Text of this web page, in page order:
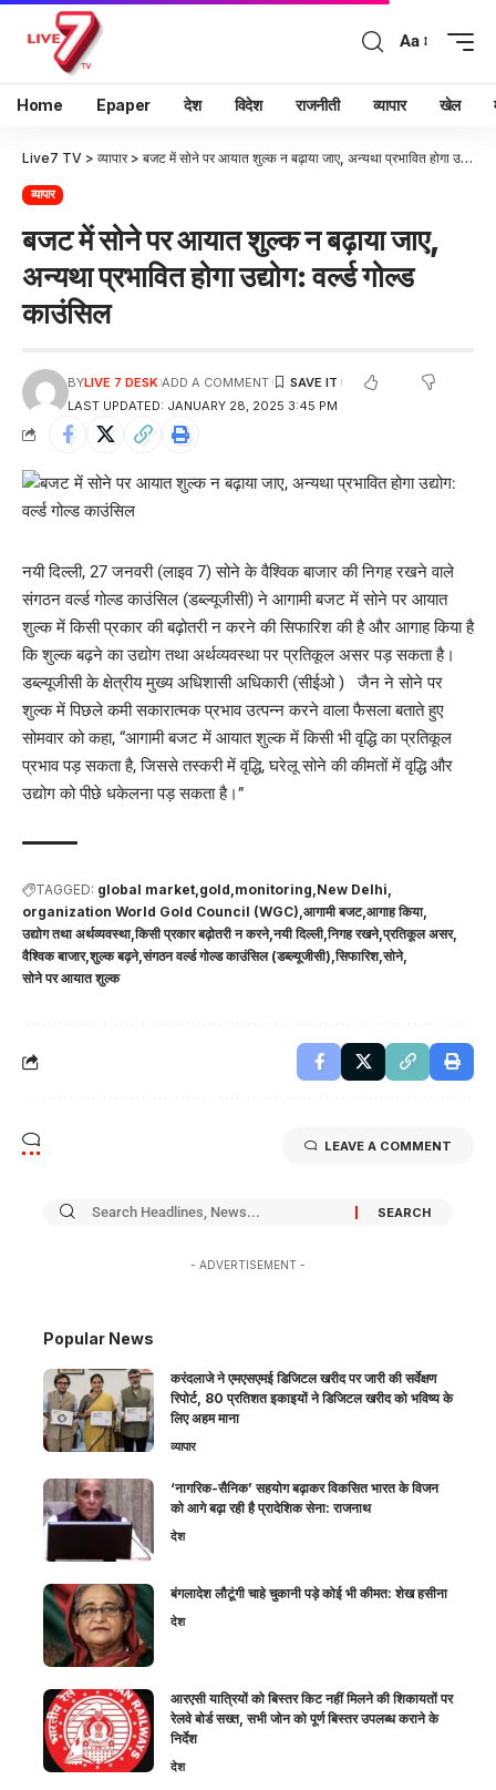
Aa
Home Epaper देश विदेश राजनीती व्यापार खेल
Live7 TV > व्यापार> बजट में सोने पर आयात शुल्क न बढ़ाया जाए, अन्यथा प्रभावित होगा उद्योग: वर्ल्ड गोल्ड काउंसिल
व्यापार
बजट में सोने पर आयात शुल्क न बढ़ाया जाए,
अन्यथा प्रभावित होगा उद्योग: वर्ल्ड गोल्ड
काउंसिल
LAST UPDATED: JANUARY 28, 2025 3:45 PM
BYLIVE 7 DESK ADD A COMMENT
नयी दिल्ली, 27 जनवरी (लाइव 7) सोने के वैश्विक बाजार की निगह रखने वाले
संगठन वर्ल्ड गोल्ड काउंसिल (डब्ल्यूजीसी) ने आगामी बजट में सोने पर आयात
शुल्क में किसी प्रकार की बढ़ोतरी न करने की सिफारिश की है और आगाह किया है
कि शुल्क बढ़ने का उद्योग तथा अर्थव्यवस्था पर प्रतिकूल असर पड़ सकता है।
डब्ल्यूजीसी के क्षेत्रीय मुख्य अधिशासी अधिकारी (सीईओ ) जैन ने सोने पर
शुल्क में पिछले कमी सकारात्मक प्रभाव उत्पन्न करने वाला फैसला बताते हुए
सोमवार को कहा, “आगामी बजट में आयात शुल्क में किसी भी वृद्धि का प्रतिकूल
प्रभाव पड़ सकता है, जिससे तस्करी में वृद्धि, घरेलू सोने की कीमतों में वृद्धि और
उद्योग को पीछे धकेलना पड़ सकता है।”
TAGGED: global market gold monitoring New Delhi
organization World Gold Council (WGC) आगामी बजट आगाह किया
उद्योग तथा अर्थव्यवस्था किसी प्रकार बढ़ोतरी न करने नयी दिल्ली निगह रखने प्रतिकूल असर
वैश्विक बाजार शुल्क बढ़ने संगठन वर्ल्ड गोल्ड काउंसिल (डब्ल्यूजीसी) सिफारिश सोने
सोने पर आयात शुल्क
LEAVE A COMMENT
- ADVERTISEMENT -
Popular News
करंदलाजे ने एमएसएमई डिजिटल खरीद पर जारी की सर्वेक्षण
रिपोर्ट, 80 प्रतिशत इकाइयों ने डिजिटल खरीद को भविष्य के
लिए अहम माना
व्यापार
‘नागरिक-सैनिक’ सहयोग बढ़ाकर विकसित भारत के विजन
को आगे बढ़ा रही है प्रादेशिक सेना: राजनाथ
देश
बंगलादेश लौटूंगी चाहे चुकानी पड़े कोई भी कीमत: शेख हसीना
देश
आरएसी यात्रियों को बिस्तर किट नहीं मिलने की शिकायतों पर
रेलवे बोर्ड सख्त, सभी जोन को पूर्ण बिस्तर उपलब्ध कराने के
निर्देश
देश